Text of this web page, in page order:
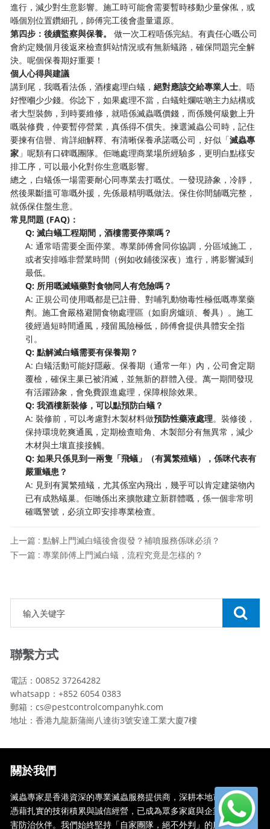
進行，減少對生意影響。施工時可能會需要暫時移動少量傢俬，或
喺個別位置鑽細孔，師傅完工後會盡量還原。
第四步：後續監察與保養。
​ 做一次工程唔係完結。有責任心嘅公司
會約定幾個月後返來檢查餌站情況或有無新蟻路，確保問題完全解
決。呢個保養期好重要！
個人心得與建議
講到尾，我嘅看法係，酒樓處理白蟻，絕對應該交給專業人士。唔
好慳嗰少少錢。你諗下，如果處理不當，白蟻蛀爛咗啲主力結構或
者大型裝飾，到時要維修，就唔係滅蟲嘅價錢，而係幾何級數上升
嘅裝修費，仲要暫停營業，真係得不償失。揀選滅蟲公司時，記住
要揀有信譽、肯詳細解釋、有清晰保養承諾嘅公司，好似「滅蟲專
家 」呢類有口碑嘅團隊。佢哋處理商業場所經驗多，更明白點樣安
排工序，可以最小化對你生意嘅影響。
總之，白蟻係一場需要耐心同專業去打嘅仗。一發現跡象，冷靜，
然後果斷搵可靠嘅外援，先係最精明嘅做法。保住你間舖嘅完整，
就係保住盤生意。
常見問題 (FAQ)：
Q: 滅白蟻工程期間，酒樓需要停業嗎？
A: 通常唔需要全面停業。專業師傅會同你協調，分區域施工，
或者安排喺非營業時間（例如收鋪後深夜）進行，將影響減到
最低。
Q: 所用嘅滅蟻藥對食物同人有危險嗎？
A: 正規公司使用嘅都是已註冊、對哺乳動物毒性極低嘅專業藥
劑。施工會嚴格避開食物處理區（如廚房爐頭、餐具）。施工
後經過短時間通風，殘留風險極低，師傅會提供具體安全指
引。
Q: 點解滅白蟻需要有保養期？
A: 白蟻活動可能好隱蔽。保養期（通常一年）內，公司會定期
覆檢，確保主巢已被消滅，並無新的群體入侵。萬一期間發現
有活躍跡象，會免費跟進處理，保障根除效果。
Q: 我酒樓新裝修，可以點預防白蟻？
A: 裝修前，可以考慮對木製材料做預防性藥液處理。裝修後，
保持環境乾爽通風，定期檢查暗角、木製部分有無異常，減少
木材與土壤直接接觸。
Q: 如果只係見到一兩隻「飛蟻」（有翼繁殖蟻），係咪代表有
嚴重蟻患？
A: 見到有翼繁殖蟻，尤其係室內飛出，幾乎可以肯定建築物內
已有成熟蟻巢。佢哋係出來擴散建立新群體嘅，係一個非常明
確嘅警號，必須立即安排專業檢查。
上一篇 : 點解上門滅白蟻後會復發？補噴服務係咪必須？
下一篇 : 專業師傅上門滅白蟻，流程究竟是怎樣的？
聯繫方式
電話：00852 37264282
whatsapp：+852 6054 0383
郵箱：cs@pestcontrolcompanyhk.com
地址：香港九龍新蒲崗八達街3號安達工業大廈7樓
關於我們
滅蟲專家是香港資深的專業滅蟲服務提供商，深耕本地市場多年，
憑藉扎實的技術積累與誠信經營，已成為眾多家庭與企業信賴的蟲
害防治伙伴。我們始終堅持「自家團隊，絕不外判」的服務承諾